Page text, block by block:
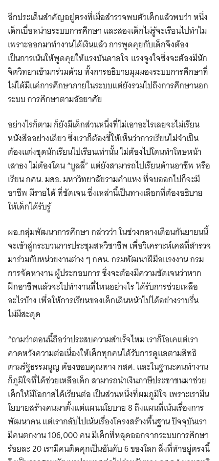
อีกประเด็นสำคัญอยู่ตรงที่เมื่อสำรวจพบตัวเด็กแล้วพบว่า หนึ่ง
เด็กเบื่อหน่ายระบบการศึกษา และสองเด็กไม่รู้จะเรียนไปทำไม
เพราะออกมาทำงานได้เงินแล้ว การพูดคุยกับเด็กจึงต้อง
เป็นการเน้นให้พูดคุยให้แรงบันดาลใจ แรงจูงใจซึ่งจะต้องมีนัก
จิตวิทยาเข้ามาร่วมด้วย ทั้งการอธิบายมุมมองระบบการศึกษาที่
ไม่ได้มีแค่การศึกษาภายในระบบแต่ยังรวมไปถึงการศึกษานอก
ระบบ การศึกษาตามอัธยาศัย
อย่างไรก็ตาม ก็ยังมีเด็กส่วนหนึ่งที่ไม่เอาอะไรเลยจะไม่เรียน
หนังสืออย่างเดียว ซึ่งเราก็ต้องชี้ให้เห็นว่าการเรียนไม่จำเป็น
ต้องแต่งชุดนักเรียนไปเรียนเท่านั้น ไม่ต้องไปโดนทำโทษหน้า
เสาธง ไม่ต้องโดน “บูลลี่” แต่ยังสามารถไปเรียนด้านอาชีพ หรือ
เรียน กศน. มสธ. มหาวิทยาลัยรามคำแหง ที่จบออกไปก็จะมี
อาชีพ มีรายได้ ที่ชัดเจน ซี่งเหล่านี้เป็นทางเลือกที่ต้องอธิบาย
ให้เด็กได้รับรู้
ผอ.กลุ่มพัฒนาการศึกษา กล่าวว่า ในช่วงกลางเดือนกันยายนนี้
จะเข้าสู่กระบวนการประชุมสหวิชาชีพ เพื่อวิเคราะห์เคสที่สำรวจ
มาร่วมกับหน่วยงานต่าง ๆ กศน. กรมพัฒนาฝีมือแรงงาน กรม
การจัดหางาน ผู้ประกอบการ ซึ่งจะต้องมีความชัดเจนว่าหาก
ฝึกอาชีพแล้วจะไปทำงานที่ไหนอย่างไร ได้รับการช่วยเหลือ
อะไรบ้าง เพื่อให้การเรียนของเด็กเดินหน้าไปได้อย่างราบรื่น
ไม่มีสะดุด
“ถามว่าตอนนี้ถือว่าประสบความสำเร็จไหม เราก็โอเคแต่เรา
คาดหวังความต่อเนื่องให้เด็กทุกคนได้รับการดูแลตามสิทธิ
ตามรัฐธรรมนูญ ต้องขอบคุณทาง กสศ. และในฐานะคนทำงาน
ก็ภูมิใจที่ได้ช่วยเหลือเด็ก สามารถนำเงินภาษีประชาชนมาช่วย
เด็กให้มีโอกาสได้เรียนต่อ เป็นส่วนหนึ่งที่ผมภูมิใจ เพราะเรามีน
โยบายสร้างคนมาตั้งแต่แผนนโยบาย 8 ถึงแผนที่เน้นเรื่องการ
พัฒนาคน แต่เรากลับไปเน้นเรื่องโครงสร้างพื้นฐาน ปัจจุบันเรา
มีคนตกงาน 106,000 คน มีเด็กที่หลุดออกจากระบบการศึกษา
ร้อยละ 20 เรามีคนติดคุกเป็นอันดับ 6 ของโลก สิ่งที่ทำอยู่ตรงนี้